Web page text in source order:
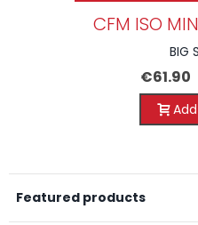
CFM ISO
BIG
€61.90
Featured products